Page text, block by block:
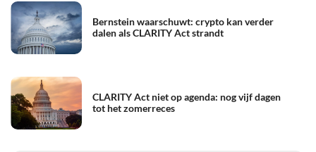
Bernstein waarschuwt: crypto kan verder
dalen als CLARITY Act strandt
CLARITY Act niet op agenda: nog vijf dagen
tot het zomerreces